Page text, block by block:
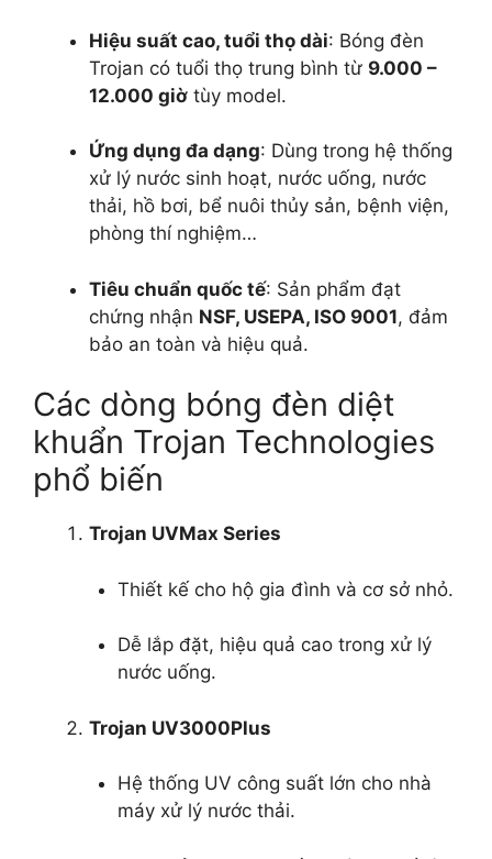
Hiệu suất cao, tuổi thọ dài: Bóng đèn
Trojan có tuổi thọ trung bình từ 9.000 –
12.000 giờ tùy model.
Ứng dụng đa dạng: Dùng trong hệ thống
xử lý nước sinh hoạt, nước uống, nước
thải, hồ bơi, bể nuôi thủy sản, bệnh viện,
phòng thí nghiệm…
Tiêu chuẩn quốc tế: Sản phẩm đạt
chứng nhận NSF, USEPA, ISO 9001, đảm
bảo an toàn và hiệu quả.
Các dòng bóng đèn diệt
khuẩn Trojan Technologies
phổ biến
Trojan UVMax Series
Thiết kế cho hộ gia đình và cơ sở nhỏ.
Dễ lắp đặt, hiệu quả cao trong xử lý
nước uống.
Trojan UV3000Plus
Hệ thống UV công suất lớn cho nhà
máy xử lý nước thải.